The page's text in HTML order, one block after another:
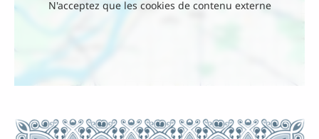
N'acceptez que les cookies de contenu externe